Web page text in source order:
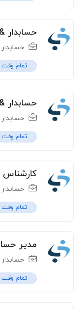
حسابدار &#۸۲۱۱;
حسابدار
تمام وقت
حسابدار &#۸۲۱۱;
حسابدار
تمام وقت
کارشناس
حسابدار
تمام وقت
مدیر
حسابدار
تمام وقت